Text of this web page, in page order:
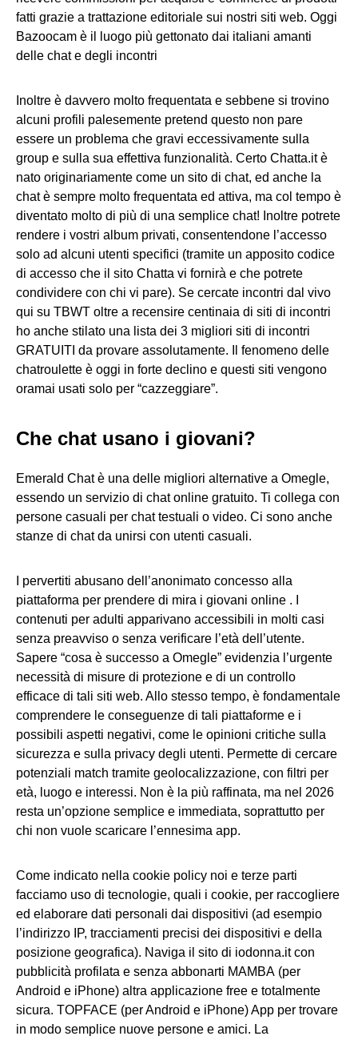
fatti grazie a trattazione editoriale sui nostri siti web. Oggi
Bazoocam è il luogo più gettonato dai italiani amanti
delle chat e degli incontri
Inoltre è davvero molto frequentata e sebbene si trovino
alcuni profili palesemente pretend questo non pare
essere un problema che gravi eccessivamente sulla
group e sulla sua effettiva funzionalità. Certo Chatta.it è
nato originariamente come un sito di chat, ed anche la
chat è sempre molto frequentata ed attiva, ma col tempo è
diventato molto di più di una semplice chat! Inoltre potrete
rendere i vostri album privati, consentendone l’accesso
solo ad alcuni utenti specifici (tramite un apposito codice
di accesso che il sito Chatta vi fornirà e che potrete
condividere con chi vi pare). Se cercate incontri dal vivo
qui su TBWT oltre a recensire centinaia di siti di incontri
ho anche stilato una lista dei 3 migliori siti di incontri
GRATUITI da provare assolutamente. Il fenomeno delle
chatroulette è oggi in forte declino e questi siti vengono
oramai usati solo per “cazzeggiare”.
Che chat usano i giovani?
Emerald Chat è una delle migliori alternative a Omegle,
essendo un servizio di chat online gratuito. Ti collega con
persone casuali per chat testuali o video. Ci sono anche
stanze di chat da unirsi con utenti casuali.
I pervertiti abusano dell’anonimato concesso alla
piattaforma per prendere di mira i giovani online . I
contenuti per adulti apparivano accessibili in molti casi
senza preavviso o senza verificare l’età dell’utente.
Sapere “cosa è successo a Omegle” evidenzia l’urgente
necessità di misure di protezione e di un controllo
efficace di tali siti web. Allo stesso tempo, è fondamentale
comprendere le conseguenze di tali piattaforme e i
possibili aspetti negativi, come le opinioni critiche sulla
sicurezza e sulla privacy degli utenti. Permette di cercare
potenziali match tramite geolocalizzazione, con filtri per
età, luogo e interessi. Non è la più raffinata, ma nel 2026
resta un’opzione semplice e immediata, soprattutto per
chi non vuole scaricare l’ennesima app.
Come indicato nella cookie policy noi e terze parti
facciamo uso di tecnologie, quali i cookie, per raccogliere
ed elaborare dati personali dai dispositivi (ad esempio
l’indirizzo IP, tracciamenti precisi dei dispositivi e della
posizione geografica). Naviga il sito di iodonna.it con
pubblicità profilata e senza abbonarti MAMBA (per
Android e iPhone) altra applicazione free e totalmente
sicura. TOPFACE (per Android e iPhone) App per trovare
in modo semplice nuove persone e amici. La